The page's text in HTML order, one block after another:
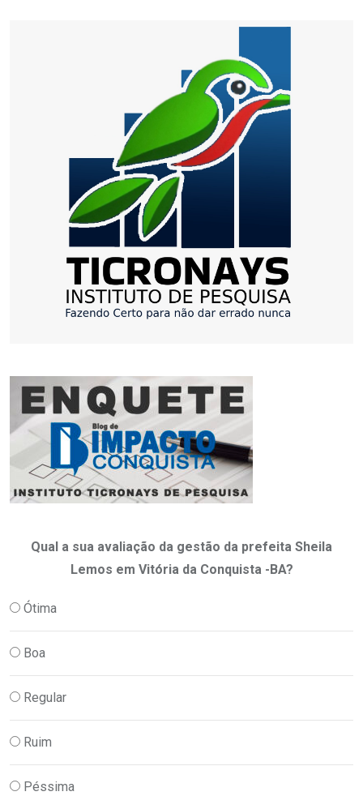
Qual a sua avaliação da gestão da prefeita Sheila
Lemos em Vitória da Conquista -BA?
Ótima
Boa
Regular
Ruim
Péssima